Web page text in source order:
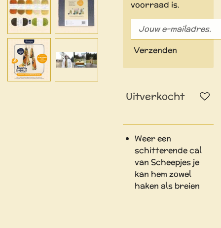
voorraad is.
Verzenden
Uitverkocht
Weer een
schitterende cal
van Scheepjes je
kan hem zowel
haken als breien